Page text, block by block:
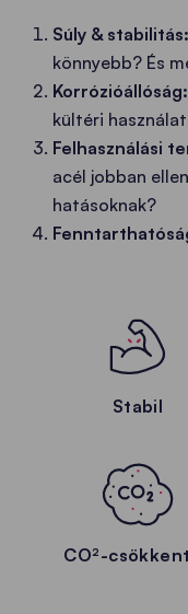
Súly & stabilitás:
könnyebb? És
Korrózióállóság:
kültéri
Felhasználási
acél jobban
hatásoknak?
Stabil
CO²-